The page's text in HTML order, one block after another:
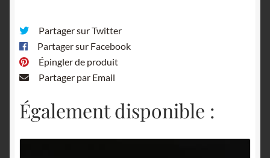
Partager sur Twitter
Partager sur Facebook
Épingler de produit
Partager par Email
Également disponible :